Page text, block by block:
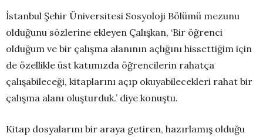
İstanbul Şehir Üniversitesi Sosyoloji Bölümü mezunu
olduğunu sözlerine ekleyen Çalışkan, ‘Bir öğrenci
olduğum ve bir çalışma alanının açlığını hissettiğim için
de özellikle üst katımızda öğrencilerin rahatça
çalışabileceği, kitaplarını açıp okuyabilecekleri rahat bir
çalışma alanı oluşturduk.’ diye konuştu.
Kitap dosyalarını bir araya getiren, hazırlamış olduğu